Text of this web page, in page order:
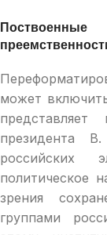
может
представляет
президента
российских
политическое
зрения
группами